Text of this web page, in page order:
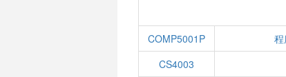
COMP5001P
CS4003